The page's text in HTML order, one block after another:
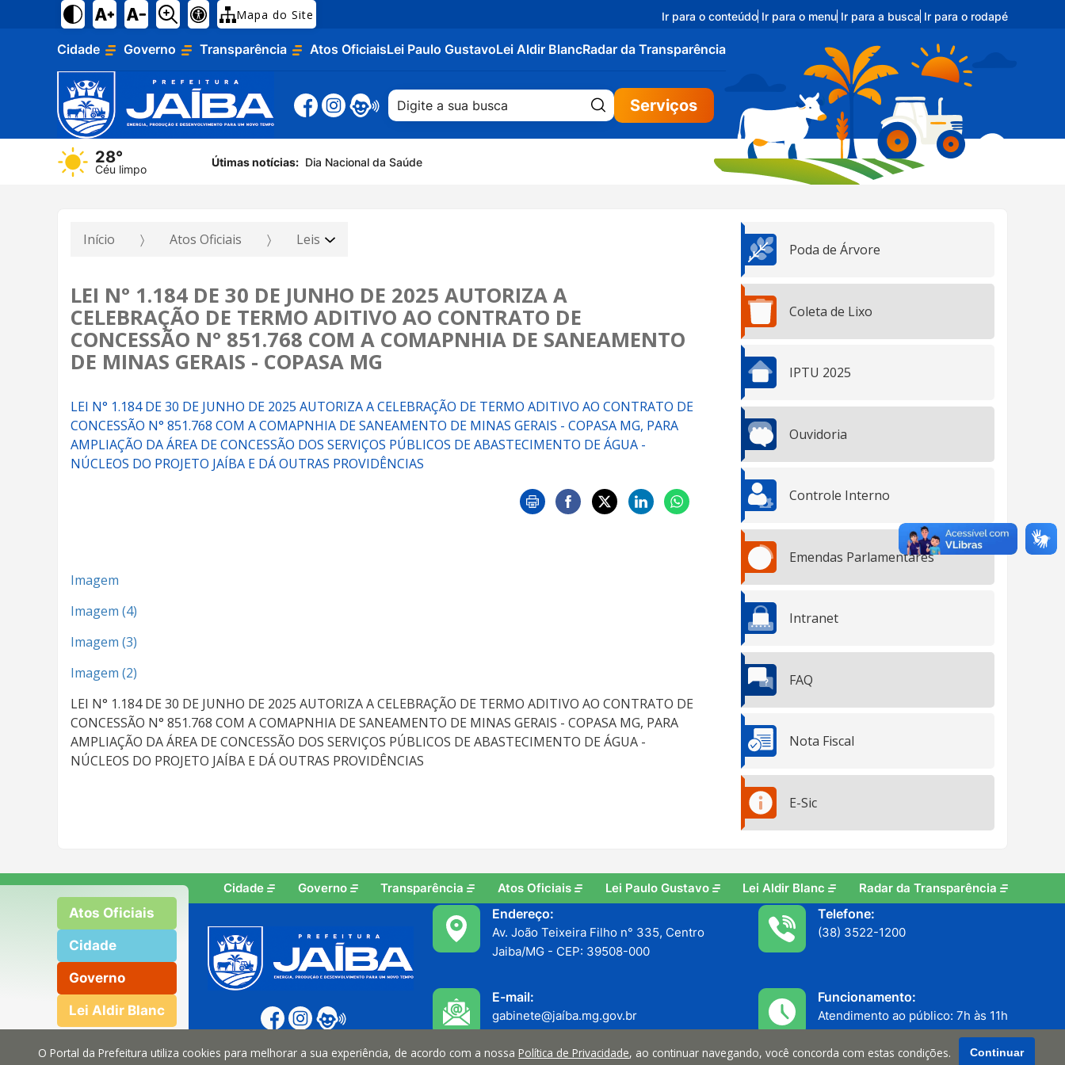
Mapa do Site Ir para o conteúdo Ir para o menu Ir para a busca Ir para o rodapé
Cidade Governo Transparência Atos OficiaisLei Paulo GustavoLei Aldir BlancRadar da Transparência
Pesquisar:
Serviços
28°
Céu limpo
Útimas notícias:
Campanha Nacional de Multivacinação
Início Atos Oficiais Leis
LEI N° 1.184 DE 30 DE JUNHO DE 2025 AUTORIZA A
CELEBRAÇÃO DE TERMO ADITIVO AO CONTRATO DE
CONCESSÃO N° 851.768 COM A COMAPNHIA DE SANEAMENTO
DE MINAS GERAIS - COPASA MG
LEI N° 1.184 DE 30 DE JUNHO DE 2025 AUTORIZA A CELEBRAÇÃO DE TERMO ADITIVO AO CONTRATO DE
CONCESSÃO N° 851.768 COM A COMAPNHIA DE SANEAMENTO DE MINAS GERAIS - COPASA MG, PARA
AMPLIAÇÃO DA ÁREA DE CONCESSÃO DOS SERVIÇOS PÚBLICOS DE ABASTECIMENTO DE ÁGUA -
NÚCLEOS DO PROJETO JAÍBA E DÁ OUTRAS PROVIDÊNCIAS
Imagem
Imagem (4)
Imagem (3)
Imagem (2)
LEI N° 1.184 DE 30 DE JUNHO DE 2025 AUTORIZA A CELEBRAÇÃO DE TERMO ADITIVO AO CONTRATO DE
CONCESSÃO N° 851.768 COM A COMAPNHIA DE SANEAMENTO DE MINAS GERAIS - COPASA MG, PARA
AMPLIAÇÃO DA ÁREA DE CONCESSÃO DOS SERVIÇOS PÚBLICOS DE ABASTECIMENTO DE ÁGUA -
NÚCLEOS DO PROJETO JAÍBA E DÁ OUTRAS PROVIDÊNCIAS
Poda de Árvore
Coleta de Lixo
IPTU 2025
Ouvidoria
Controle Interno
Emendas Parlamentares
Intranet
FAQ
Nota Fiscal
E-Sic
Cidade Governo Transparência Atos Oficiais Lei Paulo Gustavo Lei Aldir Blanc Radar da Transparência
Atos Oficiais
Cidade
Governo
Lei Aldir Blanc
Endereço:
Av. João Teixeira Filho n° 335, Centro
Jaiba/MG - CEP: 39508-000
Telefone:
(38) 3522-1200
E-mail:
gabinete@jaíba.mg.gov.br
Funcionamento:
Atendimento ao público: 7h às 11h
Serviços internos: 13h às 17h
O Portal da Prefeitura utiliza cookies para melhorar a sua experiência, de acordo com a nossaPolítica de Privacidade, ao continuar navegando, você concorda com estas condições. Continuar